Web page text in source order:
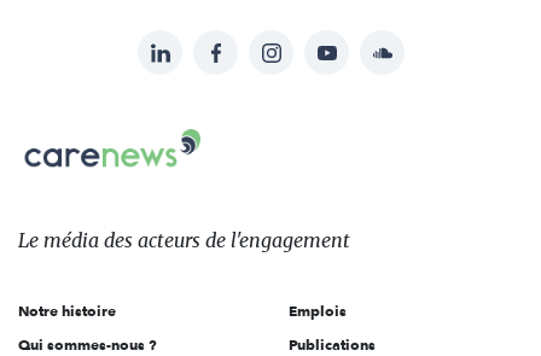
sur:
LinkedInFacebookInstagramYouTubeSoundcloud
Carenews,
Le
des
l'engagement
Le média des acteurs de l'engagement
Notre histoire
Qui sommes-nous ?
Emplois
Publications